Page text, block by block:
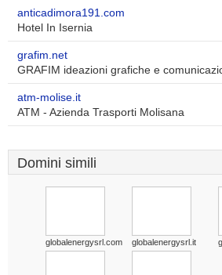
anticadimora191.com
Hotel In Isernia
grafim.net
GRAFIM ideazioni grafiche e
atm-molise.it
ATM - Azienda Trasporti Molisana
Domini simili
globalenergysrl.com globalenergysrl.it